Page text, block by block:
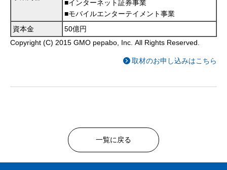
■インターネット証券事業
■モバイルエンターテイメント事業
資本金
50億円
Copyright (C) 2015 GMO pepabo, Inc. All Rights Reserved.
取材のお申し込みはこちら
一覧に戻る